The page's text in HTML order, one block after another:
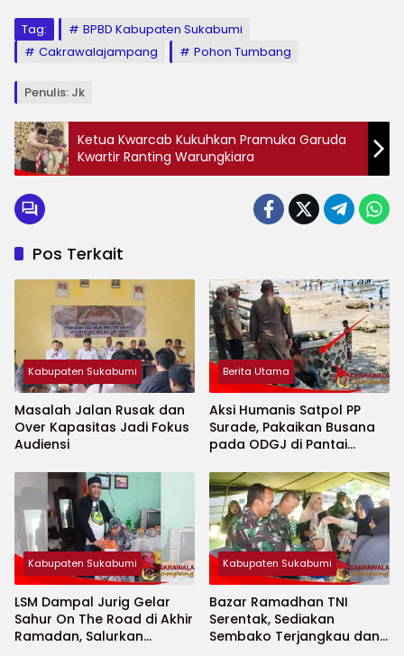
Tag:
BPBD Kabupaten Sukabumi
Cakrawalajampang
Pohon Tumbang
Penulis: Jk
Ketua Kwarcab Kukuhkan Pramuka Garuda
Kwartir Ranting Warungkiara
Pos Terkait
Kabupaten Sukabumi
Masalah Jalan Rusak dan
Over Kapasitas Jadi Fokus
Audiensi
Berita Utama
Aksi Humanis Satpol PP
Surade, Pakaikan Busana
pada ODGJ di Pantai
Kabupaten Sukabumi
LSM Dampal Jurig Gelar
Sahur On The Road di Akhir
Ramadan, Salurkan
Kabupaten Sukabumi
Bazar Ramadhan TNI
Serentak, Sediakan
Sembako Terjangkau dan